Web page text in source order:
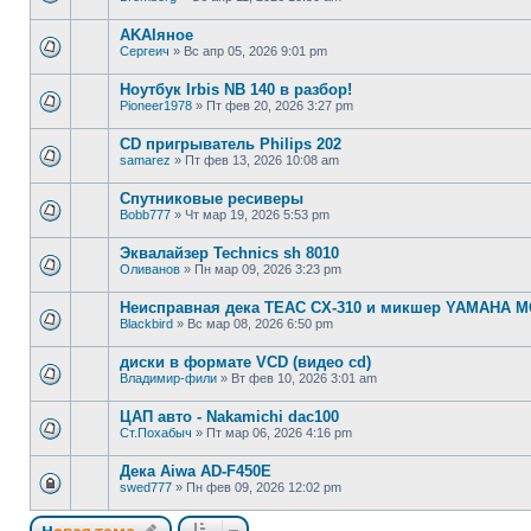
AKAIяное
Сергеич » Вс апр 05, 2026 9:01 pm
Ноутбук Irbis NB 140 в разбор!
Pioneer1978 » Пт фев 20, 2026 3:27 pm
CD пригрыватель Philips 202
samarez » Пт фев 13, 2026 10:08 am
Спутниковые ресиверы
Bobb777 » Чт мар 19, 2026 5:53 pm
Эквалайзер Technics sh 8010
Оливанов » Пн мар 09, 2026 3:23 pm
Неисправная дека TEAC CX-310 и микшер YAMAHA
Blackbird » Вс мар 08, 2026 6:50 pm
диски в формате VCD (видео cd)
Владимир-фили » Вт фев 10, 2026 3:01 am
ЦАП авто - Nakamichi dac100
Ст.Похабыч » Пт мар 06, 2026 4:16 pm
Дека Aiwa AD-F450E
swed777 » Пн фев 09, 2026 12:02 pm